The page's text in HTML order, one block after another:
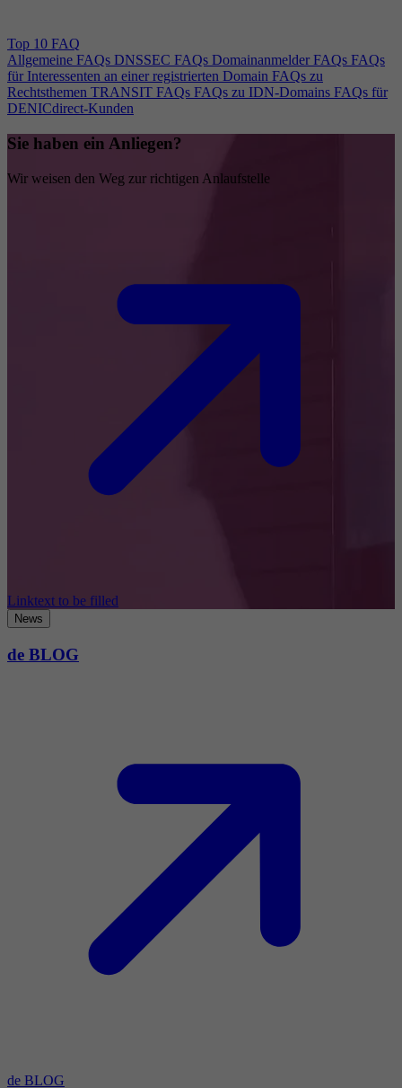
Top 10 FAQ
Allgemeine FAQs DNSSEC FAQs Domainanmelder FAQs FAQs
für Interessenten an einer registrierten Domain FAQs zu
Rechtsthemen TRANSIT FAQs FAQs zu IDN-Domains FAQs für
DENICdirect-Kunden
Sie haben ein Anliegen?
Wir weisen den Weg zur richtigen Anlaufstelle
Linktext to be filled
News
de BLOG
de BLOG